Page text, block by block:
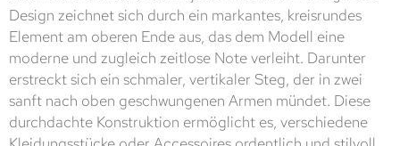
Design zeichnet sich durch ein markantes, kreisrundes
Element am oberen Ende aus, das dem Modell eine
moderne und zugleich zeitlose Note verleiht. Darunter
erstreckt sich ein schmaler, vertikaler Steg, der in zwei
sanft nach oben geschwungenen Armen mündet. Diese
durchdachte Konstruktion ermöglicht es, verschiedene